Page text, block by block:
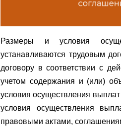
Размеры и условия
устанавливаются трудовым
договору в соответствии с
учетом содержания и (или)
условия осуществления
условия осуществления
правовыми актами,